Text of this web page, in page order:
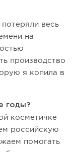
весь
на
производство
я копила в
годы?
косметичке
российскую
помогать